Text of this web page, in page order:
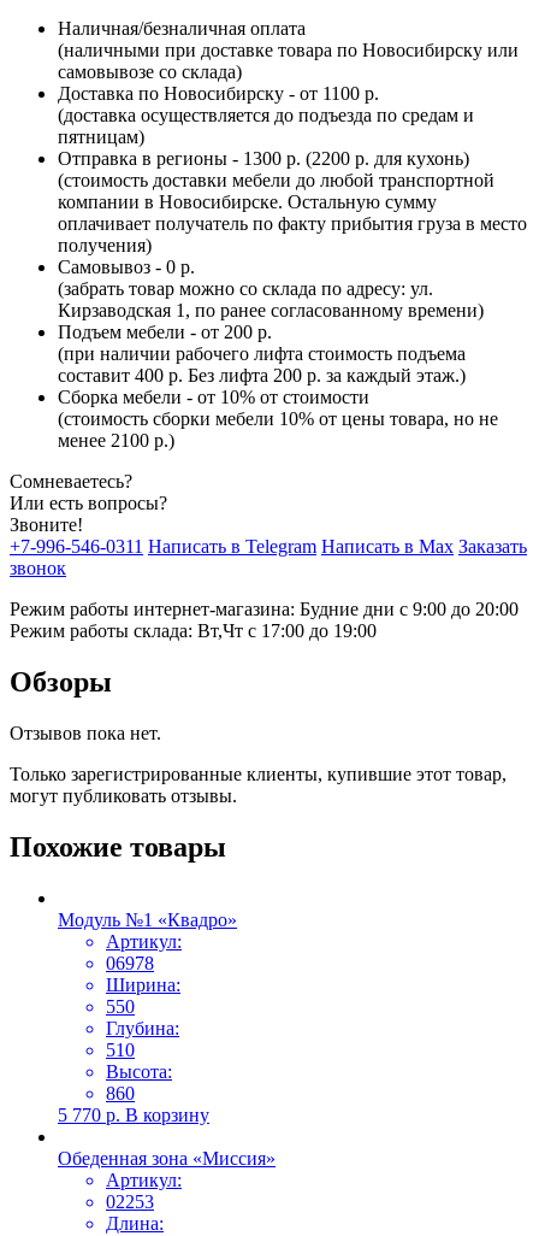
Наличная/безналичная оплата
(наличными при доставке товара по Новосибирску или
самовывозе со склада)
Доставка по Новосибирску - от 1100 р.
(доставка осуществляется до подъезда по средам и
пятницам)
Отправка в регионы - 1300 р. (2200 р. для кухонь)
(стоимость доставки мебели до любой транспортной
компании в Новосибирске. Остальную сумму
оплачивает получатель по факту прибытия груза в место
получения)
Самовывоз - 0 р.
(забрать товар можно со склада по адресу: ул.
Кирзаводская 1, по ранее согласованному времени)
Подъем мебели - от 200 р.
(при наличии рабочего лифта стоимость подъема
составит 400 р. Без лифта 200 р. за каждый этаж.)
Сборка мебели - от 10% от стоимости
(стоимость сборки мебели 10% от цены товара, но не
менее 2100 р.)
Сомневаетесь?
Или есть вопросы?
Звоните!
+7-996-546-0311 Написать в Telegram Написать в Max Заказать
звонок
Режим работы интернет-магазина: Будние дни с 9:00 до 20:00
Режим работы склада: Вт,Чт с 17:00 до 19:00
Обзоры
Отзывов пока нет.
Только зарегистрированные клиенты, купившие этот товар,
могут публиковать отзывы.
Похожие товары
Модуль №1 «Квадро»
Артикул:
06978
Ширина:
550
Глубина:
510
Высота:
860
5 770 р. В корзину
Обеденная зона «Миссия»
Артикул:
02253
Длина: